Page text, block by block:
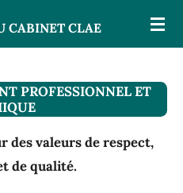
CABINET CLAE
PROFESSIONNEL ET
des valeurs de respect,
de qualité.